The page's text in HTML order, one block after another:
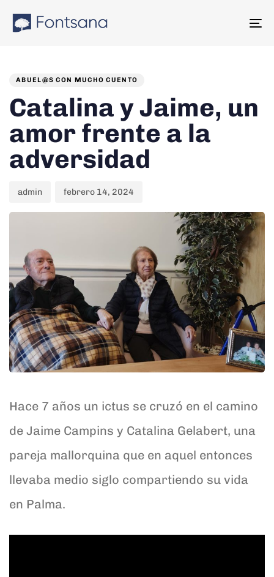
links
ABUEL@S CON MUCHO CUENTO
Catalina y Jaime, un
amor frente a la
adversidad
admin febrero 14, 2024
Hace 7 años un ictus se cruzó en el camino
de Jaime Campins y Catalina Gelabert, una
pareja mallorquina que en aquel entonces
llevaba medio siglo compartiendo su vida
en Palma.